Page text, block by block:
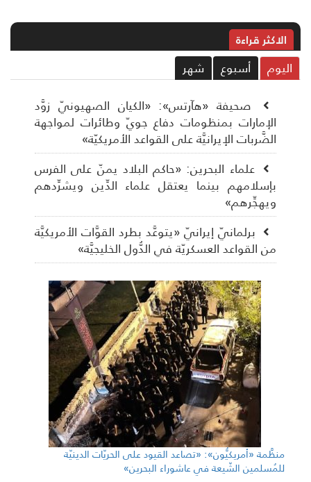
الاکثر قراءة
أسبوع شهر
صحيفة «هآرتس»: «الكيان الصهيونيّ زوَّد
الإمارات بمنظومات دفاع جويّ وطائرات لمواجهة
الضَّربات الإيرانيَّة على القواعد الأمريكيّة»
علماء البحرين: «حاكم البلاد يمنّ على الفرس
بإسلامهم بينما يعتقل علماء الدِّين ويشرِّدهم
ويهجِّرهم»
برلمانيّ إيرانيّ «يتوعَّد بطرد القوَّات الأمريكيَّة
من القواعد العسكريّة في الدُّول الخليجيَّة»
منظَّمة «أمريكيُّون»: «تصاعد القيود على الحريّات الدينيّة
للمُسلمين الشّيعة في عاشوراء البحرين»